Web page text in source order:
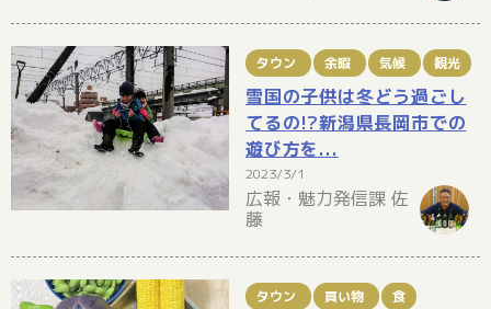
タウン 余暇 気候 観光
雪国の子供は冬どう過ごし
てるの!?新潟県長岡市での
遊び方を...
2023/3/1
広報・魅力発信課 佐
藤
タウン 買い物 食